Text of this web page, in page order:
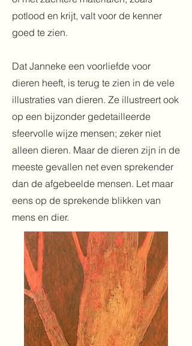
potlood en krijt, valt voor de kenner
goed te zien.
Dat Janneke een voorliefde voor
dieren heeft, is terug te zien in de vele
illustraties van dieren. Ze illustreert ook
op een bijzonder gedetailleerde
sfeervolle wijze mensen; zeker niet
alleen dieren. Maar de dieren zijn in de
meeste gevallen net even sprekender
dan de afgebeelde mensen. Let maar
eens op de sprekende blikken van
mens en dier.